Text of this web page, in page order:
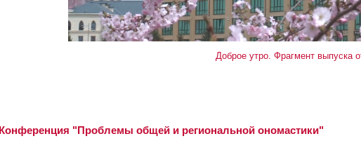
Доброе утро. Фрагмент выпуска
Конференция "Проблемы общей и региональной ономастики"